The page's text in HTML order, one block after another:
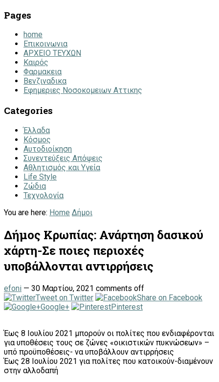
Pages
home
Επικοινωνια
ΑΡΧΕΙΟ ΤΕΥΧΩΝ
Καιρός
Φαρμακεια
Βενζιναδικα
Εφημεριες Νοσοκομειων Αττικης
Categories
Έλλαδα
Κόσμος
Αυτοδιοίκηση
Συνεντεύξεις Απόψεις
Αθλητισμός και Υγεία
Life Style
Ζώδια
Τεχνολογία
You are here: Home Δήμοι
Δήμος Κρωπίας: Ανάρτηση δασικού
χάρτη-Σε ποιες περιοχές
υποβάλλονται αντιρρήσεις
efoni — 30 Μαρτίου, 2021 comments off
Tweet on Twitter
Share on Facebook
Google+
Pinterest
Έως 8 Ιουλίου 2021 μπορούν οι πολίτες που ενδιαφέρονται
για υποθέσεις τους σε ζώνες «οικιστικών πυκνώσεων» –
υπό προϋποθέσεις- να υποβάλλουν αντιρρήσεις
Έως 28 Ιουλίου 2021 για πολίτες που κατοικούν-διαμένουν
στην αλλοδαπή